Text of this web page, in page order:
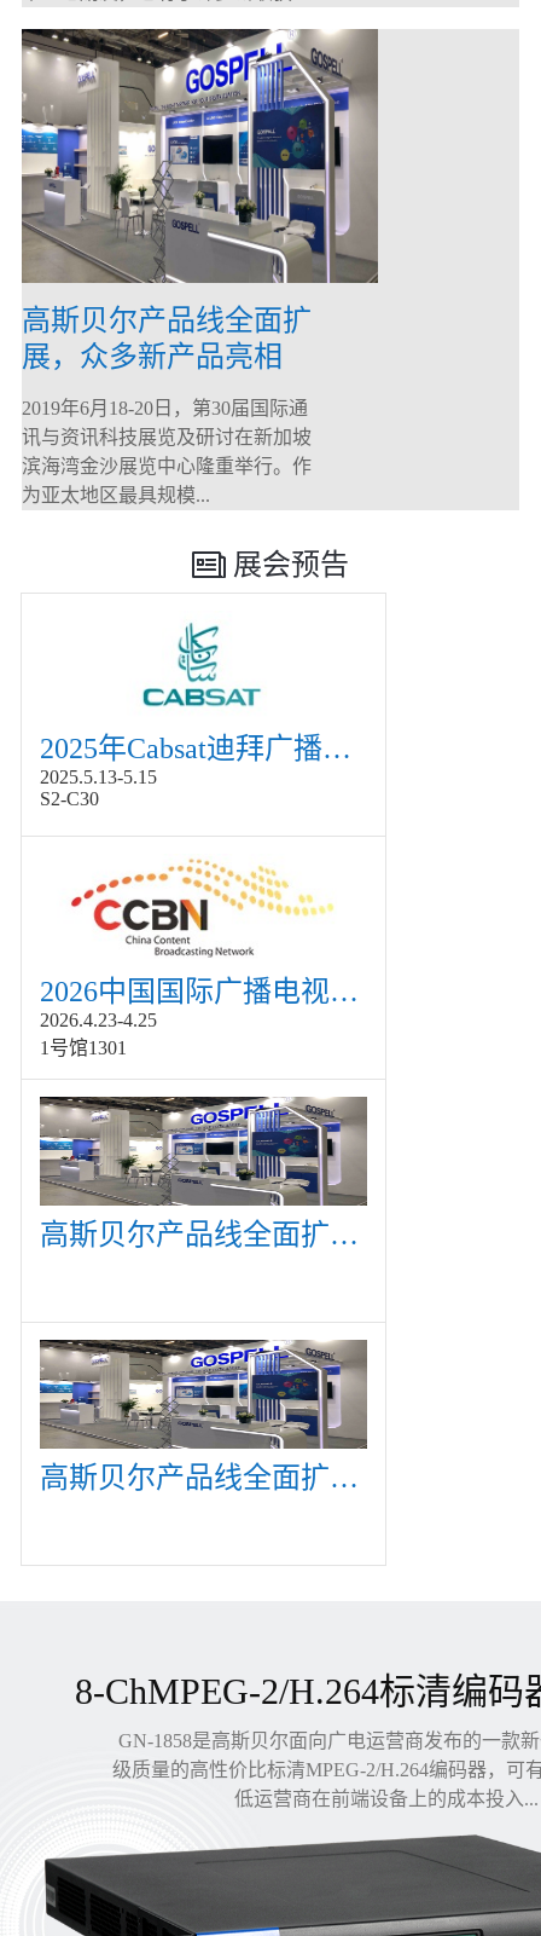
高斯贝尔产品线全面扩
展，众多新产品亮相
CommunicAsia 2019
2019年6月18-20日，第30届国际通
讯与资讯科技展览及研讨在新加坡
滨海湾金沙展览中心隆重举行。作
为亚太地区最具规模...
展会预告
2025年Cabsat迪拜广播电视展
2025.5.13-5.15
S2-C30
2026中国国际广播电视信息网络展览会展
2026.4.23-4.25
1号馆1301
高斯贝尔产品线全面扩展，众多新产品亮相CommunicAsia 2019
高斯贝尔产品线全面扩展，众多新产品亮相CommunicAsia 2019
8-ChMPEG-2/H.264标清编码
GN-1858是高斯贝尔面向广电运营商发布的一款
级质量的高性价比标清MPEG-2/H.264编码器，可
低运营商在前端设备上的成本投入...